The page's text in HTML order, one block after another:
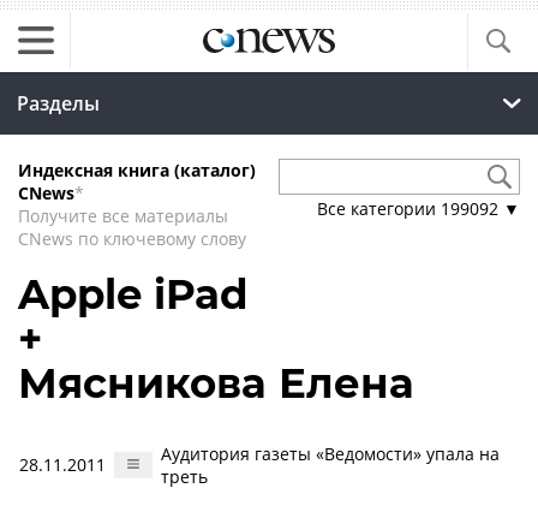
Разделы
Индексная книга (каталог)
CNews*
Получите все материалы
CNews по ключевому слову
Все категории 199092 ▼
Apple iPad
+
Мясникова Елена
28.11.2011
Аудитория газеты «Ведомости» упала на
треть